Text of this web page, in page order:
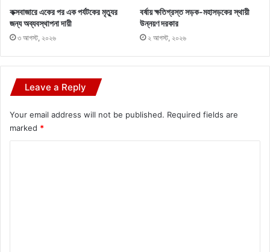
কক্সবাজারে একের পর এক পর্যটকের মৃত্যুর
জন্য অব্যবস্থাপনা দায়ী
৩ আগস্ট, ২০২৬
বর্ষায় ক্ষতিগ্রস্ত সড়ক-মহাসড়কের স্থায়ী
উন্নয়ণ দরকার
২ আগস্ট, ২০২৬
Leave a Reply
Your email address will not be published. Required fields are
marked *